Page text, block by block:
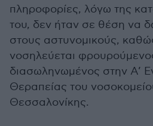
πληροφορίες, λόγω της
του, δεν ήταν σε θέση να
στους αστυνομικούς,
νοσηλεύεται
διασωληνωμένος στην Α’
Θεραπείας του
Θεσσαλονίκης.